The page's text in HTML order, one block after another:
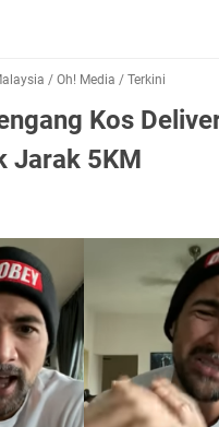
/ Oh! Media / Terkini
Kos
Jarak 5KM